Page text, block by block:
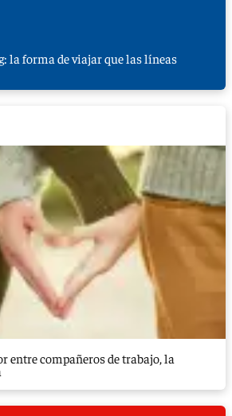
la forma de viajar que las líneas
entre compañeros de trabajo, la